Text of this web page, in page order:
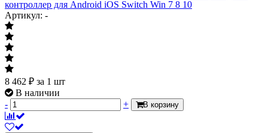
контроллер для Android iOS Switch Win 7 8 10
Артикул: -
8 462 ₽ за 1 шт
В наличии
-
+ В корзину